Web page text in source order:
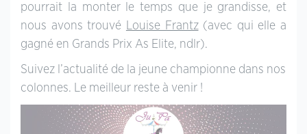
pourrait la monter le temps que je grandisse, et
nous avons trouvé Louise Frantz(avec qui elle a
gagné en Grands Prix As Elite, ndlr).
Suivez l’actualité de la jeune championne dans nos
colonnes. Le meilleur reste à venir !